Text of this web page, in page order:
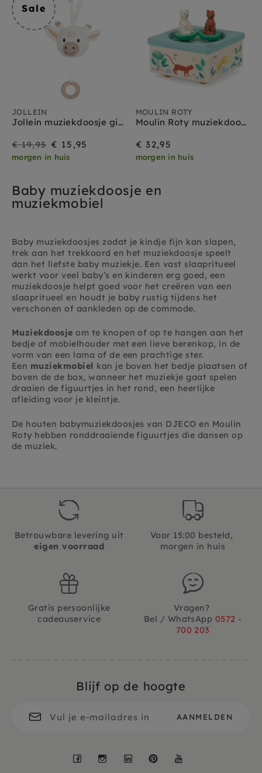
Sale
JOLLEIN
Jollein muziekdoosje giraffe
Sale
€ 15,95
Prijs
€ 19,95
morgen in huis
MOULIN ROTY
Moulin Roty muziekdoos La foret Mawa
€ 32,95
morgen in huis
Baby muziekdoosje en
muziekmobiel
Baby muziekdoosjes zodat je kindje fijn kan slapen,
trek aan het trekkoord en het muziekdoosje speelt
dan het liefste baby muziekje. Een vast slaapritueel
werkt voor veel baby’s en kinderen erg goed, een
muziekdoosje helpt goed voor het creëren van een
slaapritueel en houdt je baby rustig tijdens het
verschonen of aankleden op de commode.
Muziekdoosje om te knopen of op te hangen aan het
bedje of mobielhouder met een lieve berenkop, in de
vorm van een lama of de een prachtige ster.
Een muziekmobiel kan je boven het bedje plaatsen of
boven de de box, wanneer het muziekje gaat spelen
draaien de figuurtjes in het rond, een heerlijke
afleiding voor je kleintje.
De houten babymuziekdoosjes van DJECO en Moulin
Roty hebben ronddraaiende figuurtjes die dansen op
de muziek.
Betrouwbare levering uit
eigen voorraad
Voor 15:00 besteld,
morgen in huis
Gratis persoonlijke
cadeauservice
Vragen?
Bel / WhatsApp 0572 -
700 203
Blijf op de hoogte
Facebook
Instagram
LinkedInPinterest